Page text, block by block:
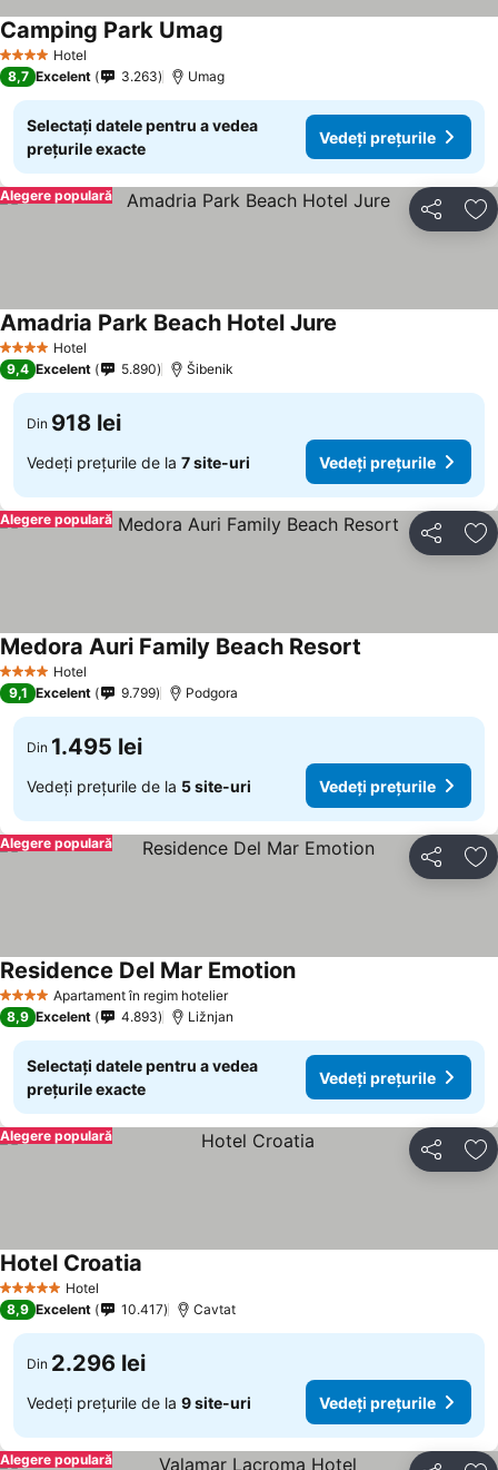
4 Stele Hotel
Camping Park Umag
8,7 Excelent 3.263 Umag
Selectați datele pentru a vedea
prețurile exacte
Vedeți prețurile
Distribuiți
Alegere populară
4 Stele Hotel
Amadria Park Beach Hotel Jure
9,4 Excelent 5.890 Šibenik
Din 918 lei
Vedeți prețurile de la 7 site-uri Vedeți prețurile
Distribuiți
Alegere populară
4 Stele Hotel
Medora Auri Family Beach Resort
9,1 Excelent 9.799 Podgora
Din 1.495 lei
Vedeți prețurile de la 5 site-uri Vedeți prețurile
Distribuiți
Alegere populară
4 Stele Apartament în regim hotelier
Residence Del Mar EmotionVedeți prețurile
8,9 Excelent 4.893 Ližnjan
Selectați datele pentru a vedea
prețurile exacte
Vedeți prețurile
Distribuiți
Alegere populară
5 Stele Hotel
Hotel Croatia
8,9 Excelent 10.417 Cavtat
Din 2.296 lei
Vedeți prețurile de la 9 site-uri Vedeți prețurile
Alegere populară